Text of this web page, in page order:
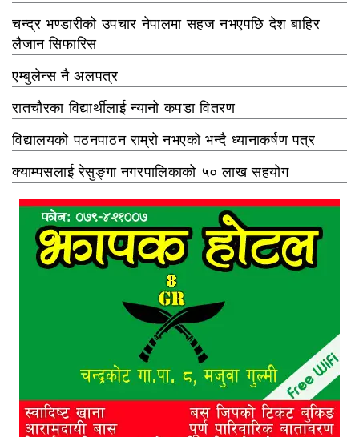
चन्द्र भण्डारीको उपचार नेपालमा सहज नभएपछि देश बाहिर
लैजान सिफारिस
एम्बुलेन्स नै अलपत्र
रातचौरका विद्यार्थीलाई न्यानो कपडा वितरण
विद्यालयको पठनपाठन राम्रो नभएको भन्दै ध्यानाकर्षण पत्र
क्याम्पसलाई रेसुङ्गा नगरपालिकाको ५० लाख सहयोग